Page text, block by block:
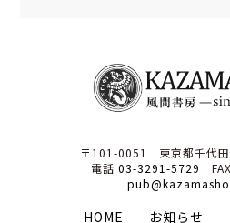
〒101-0051 東京都千代
電話 03-3291-5729 FAX
HOME お知らせ